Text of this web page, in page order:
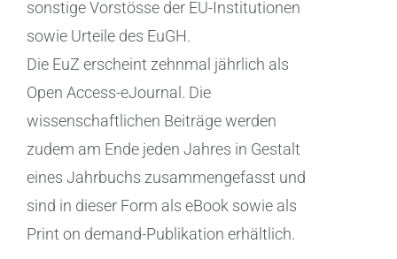
sonstige Vorstösse der EU-Institutionen
sowie Urteile des EuGH.
Die EuZ erscheint zehnmal jährlich als
Open Access-eJournal. Die
wissenschaftlichen Beiträge werden
zudem am Ende jeden Jahres in Gestalt
eines Jahrbuchs zusammengefasst und
sind in dieser Form als eBook sowie als
Print on demand-Publikation erhältlich.